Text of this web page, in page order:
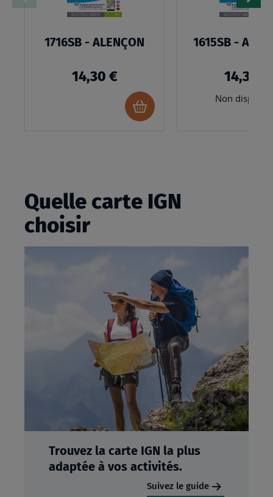
1716SB - ALENÇON
14,30 €
Ajouter
au
1615SB -
14,30 €
Non
Quelle carte IGN
choisir
Trouvez la carte IGN la plus
adaptée à vos activités.
Suivez le guide